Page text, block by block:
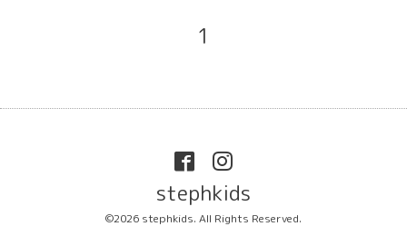
1
stephkids
©2026 stephkids. All Rights Reserved.